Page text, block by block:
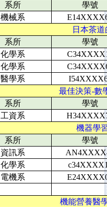
系所
學號
機械系
日本茶
系所
學號
化學系
化學系
醫學系
最佳決策-數
系所
學號
工資系
機器學
系所
學號
資訊系
化學系
電機系
機能營養醫